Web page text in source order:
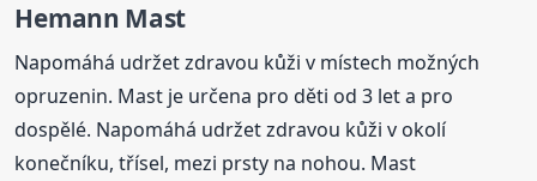
Hemann Mast
Napomáhá udržet zdravou kůži v místech možných
opruzenin. Mast je určena pro děti od 3 let a pro
dospělé. Napomáhá udržet zdravou kůži v okolí
konečníku, třísel, mezi prsty na nohou. Mast